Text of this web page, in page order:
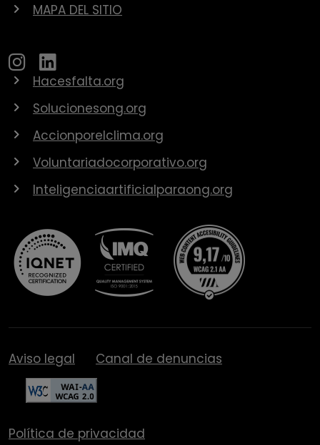
MAPA DEL SITIO
Hacesfalta.org
Solucionesong.org
Accionporelclima.org
Voluntariadocorporativo.org
Inteligenciaartificialparaong.org
Aviso legal Canal de denuncias
Política de privacidad